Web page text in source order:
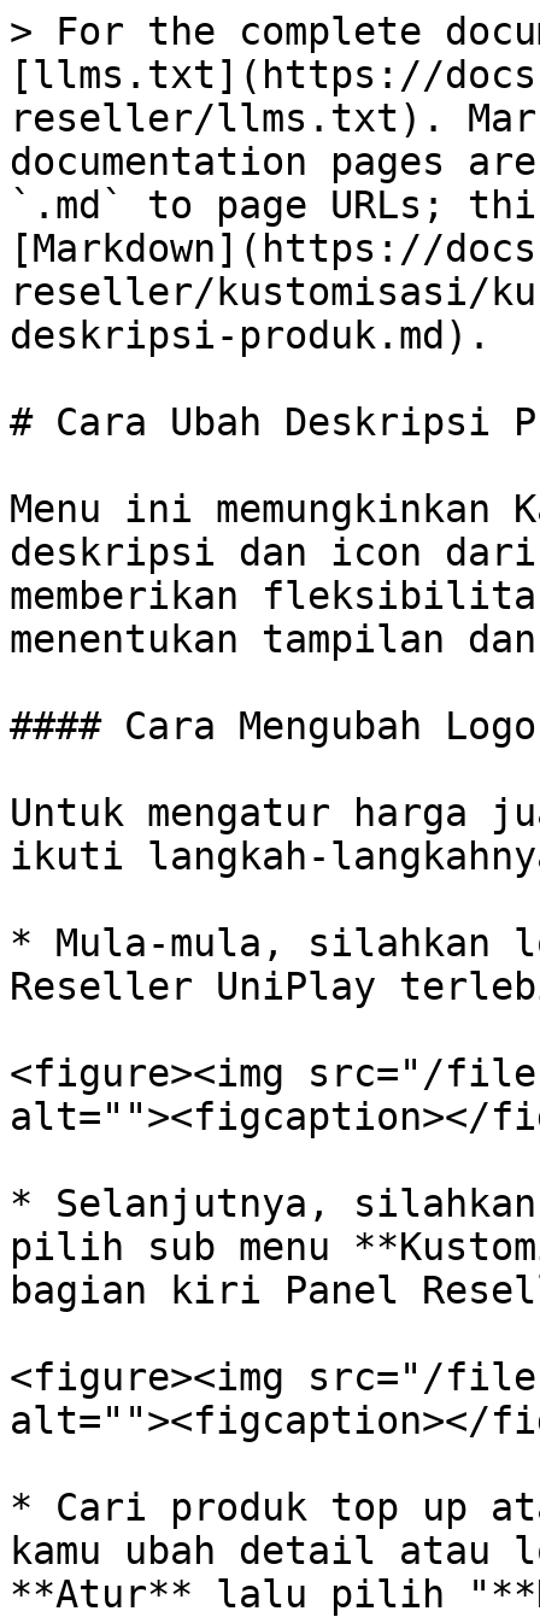
> For the complete
[llms.txt](https://
reseller/llms.txt).
documentation pages
`.md` to page URLs;
[Markdown](https://
reseller/kustomisasi/
deskripsi-produk.md).
# Cara Ubah Deskripsi
Menu ini memungkinkan
deskripsi dan icon
memberikan
menentukan tampilan
#### Cara Mengubah
Untuk mengatur harga
ikuti langkah-
* Mula-mula, silahkan
Reseller UniPlay
<figure><img src="/files/
alt=""><figcaption></
* Selanjutnya,
pilih sub menu
bagian kiri Panel
<figure><img src="/
alt=""><figcaption></
* Cari produk top up
kamu ubah detail atau
**Atur** lalu pilih